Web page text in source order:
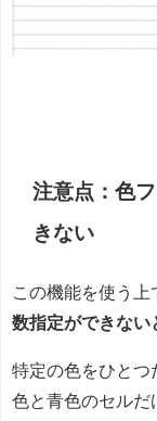
注意点：色
きない
この機能を使う上
数指定ができない
特定の色をひとつ
色と青色のセルだ